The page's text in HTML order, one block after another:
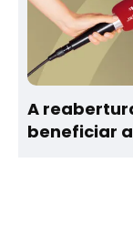
A
beneficiar